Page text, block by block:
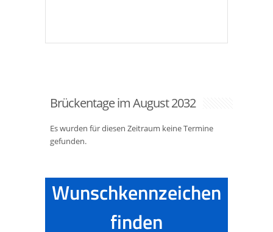
Brückentage im August 2032
Es wurden für diesen Zeitraum keine Termine
gefunden.